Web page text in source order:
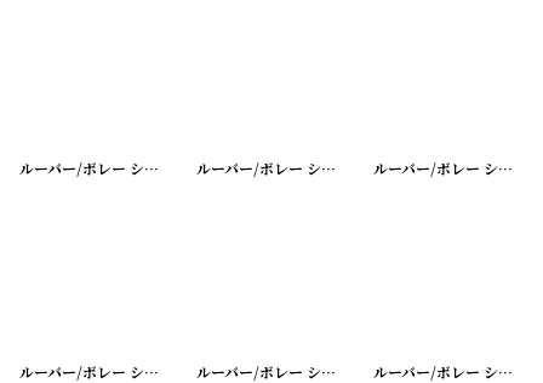
ルーバー/ボレー シャッター シングル [20200401-34
ルーバー/ボレー シャッター シングル [20200401-
ルーバー/ボレー シャッター シングル
ルーバー/ボレー シャッター シングル [20200401-31
ルーバー/ボレー シャッター シングル [20200401-
ルーバー/ボレー シャッター シングル